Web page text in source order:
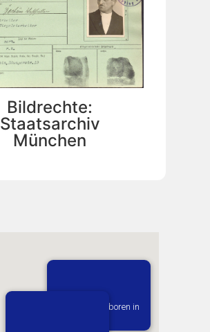
Bildrechte:
Staatsarchiv
München
Vermutlich geboren in